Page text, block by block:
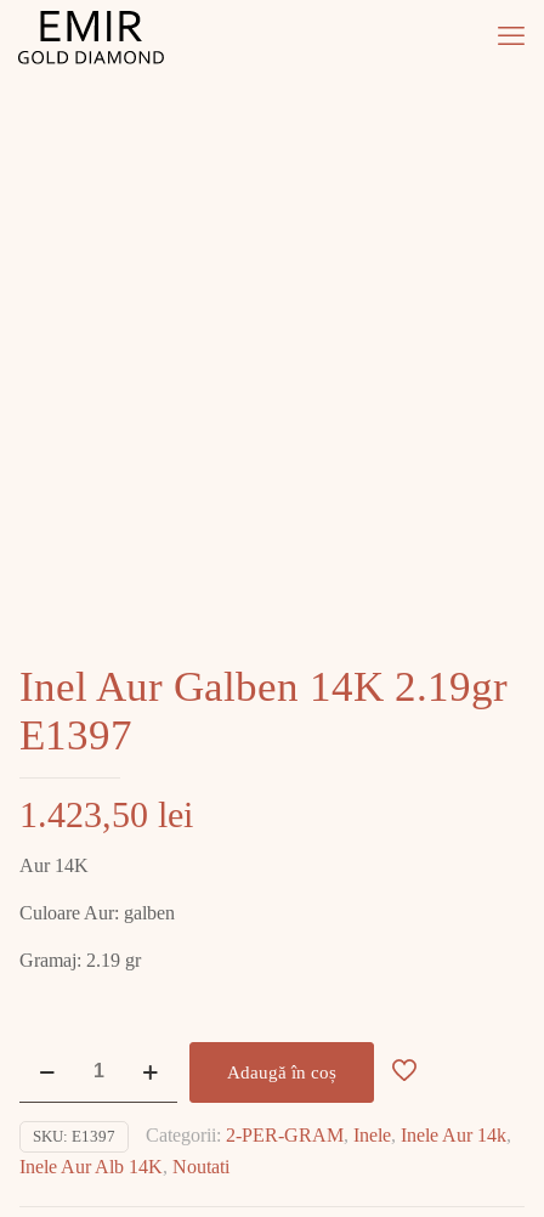
Inel Aur Galben 14K 2.19gr
E1397
1.423,50 lei
Aur 14K
Culoare Aur: galben
Gramaj: 2.19 gr
Galben
14K
Adaugă în coș
SKU: E1397 Categorii: 2-PER-GRAM, Inele, Inele Aur 14k,
Inele Aur Alb 14K, Noutati